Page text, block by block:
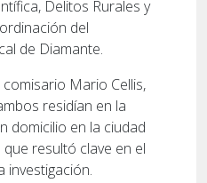
Delitos Rurales y
del
de Diamante.
Mario Cellis,
residían en la
domicilio en la ciudad
resultó clave en el
investigación.